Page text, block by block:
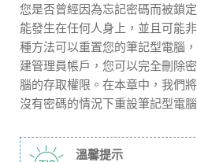
您是否曾經因為忘記密碼而被鎖
能發生在任何人身上，並且可能
種方法可以重置您的筆記型電腦
建管理員帳戶，您可以完全刪除
腦的存取權限。在本章中，我們
沒有密碼的情況下重設筆記型電腦
溫馨提示